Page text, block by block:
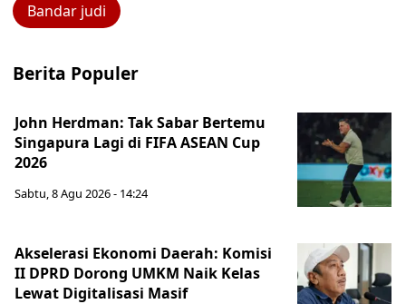
Bandar judi
Berita Populer
John Herdman: Tak Sabar Bertemu
Singapura Lagi di FIFA ASEAN Cup
2026
Sabtu, 8 Agu 2026 - 14:24
Akselerasi Ekonomi Daerah: Komisi
II DPRD Dorong UMKM Naik Kelas
Lewat Digitalisasi Masif